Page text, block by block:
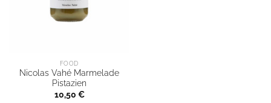
FOOD
Nicolas Vahé Marmelade
Pistazien
10,50 €